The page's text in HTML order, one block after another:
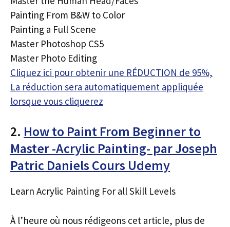
Painting From B&W to Color
Painting a Full Scene
Master Photoshop CS5
Master Photo Editing
Cliquez ici pour obtenir une RÉDUCTION de 95%,
La réduction sera automatiquement appliquée
lorsque vous cliquerez
2. How to Paint From Beginner to
Master -Acrylic Painting- par Joseph
Patric Daniels Cours Udemy
Learn Acrylic Painting For all Skill Levels
À l’heure où nous rédigeons cet article, plus de